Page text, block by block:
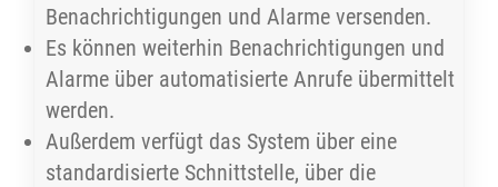
Benachrichtigungen und Alarme versenden.
Es können weiterhin Benachrichtigungen und
Alarme über automatisierte Anrufe übermittelt
werden.
Außerdem verfügt das System über eine
standardisierte Schnittstelle, über die